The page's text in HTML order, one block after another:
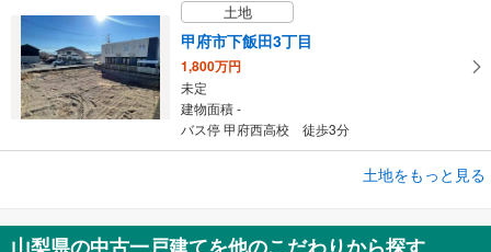
土地
甲府市下飯田3丁目
1,800万円
未定
建物面積 -
バス停 甲府西高校 徒歩3分
1,090万円
土地をもっと見る
山梨県の中古一戸建てを他のこだわりから探す